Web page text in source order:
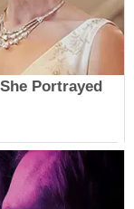
Portrayed